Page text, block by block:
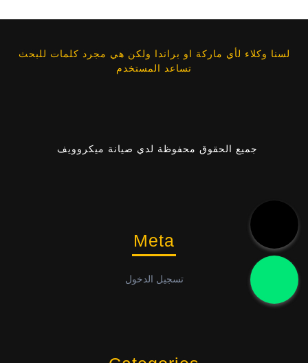
لسنا وكلاء لأي ماركة او براندا ولكن هي مجرد كلمات للبحث
تساعد المستخدم
جميع الحقوق محفوظة لدي صيانة ميكروويف
Meta
تسجيل الدخول